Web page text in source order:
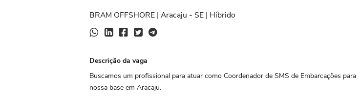
BRAM OFFSHORE | Aracaju - SE | Híbrido
Descrição da vaga
Buscamos um profissional para atuar como Coordenador de SMS de Embarcações para
nossa base em Aracaju.